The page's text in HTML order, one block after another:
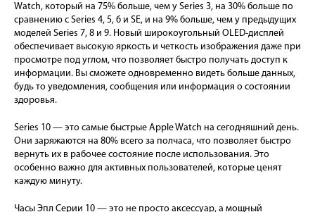
Watch, который на 75% больше, чем у Series 3, на 30% больше по
сравнению с Series 4, 5, 6 и SE, и на 9% больше, чем у предыдущих
моделей Series 7, 8 и 9. Новый широкоугольный OLED-дисплей
обеспечивает высокую яркость и четкость изображения даже при
просмотре под углом, что позволяет быстро получать доступ к
информации. Вы сможете одновременно видеть больше данных,
будь то уведомления, сообщения или информация о состоянии
здоровья.
Series 10 — это самые быстрые Apple Watch на сегодняшний день.
Они заряжаются на 80% всего за полчаса, что позволяет быстро
вернуть их в рабочее состояние после использования. Это
особенно важно для активных пользователей, которые ценят
каждую минуту.
Часы Эпл Серии 10 — это не просто аксессуар, а мощный